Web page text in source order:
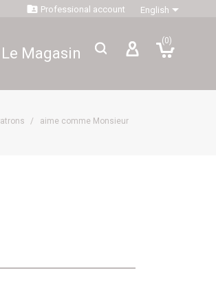
Le Magasin
 Professional account English
(0)
aime comme Monsieur